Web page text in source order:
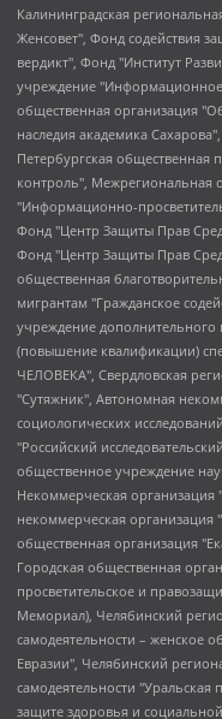
Калининградская региональная общественная организация "Экозащита!-Женсовет", Фонд содействия защите прав и свобод граждан "Общественный вердикт", Фонд "Институт Развития Свободы Информации", Частное учреждение "Информационное агентство МЕМО. РУ", Региональная общественная организация "Общественная комиссия по сохранению наследия академика Сахарова", Фонд поддержки свободы прессы, Санкт-Петербургская общественная правозащитная организация "Гражданский контроль", Межрегиональная общественная организация "Информационно-просветительский центр "Мемориал", Региональный Фонд "Центр Защиты Прав Средств Массовой Информации", с 05.12.2023 Фонд "Центр Защиты Прав Средств массовой информации", Региональная общественная благотворительная организация помощи беженцам и мигрантам "Гражданское содействие", Негосударственное образовательное учреждение дополнительного профессионального образования (повышение квалификации) специалистов "АКАДЕМИЯ ПО ПРАВАМ ЧЕЛОВЕКА", Свердловская региональная общественная организация "Сутяжник", Автономная некоммерческая организация "Центр независимых социологических исследований", Союз общественных объединений "Российский исследовательский центр по правам человека", Региональное общественное учреждение научно-информационный центр "МЕМОРИАЛ", Некоммерческая организация "Фонд защиты гласности", Автономная некоммерческая организация "Институт прав человека", Городская общественная организация "Екатеринбургское общество "МЕМОРИАЛ", Городская общественная организация "Рязанское историко-просветительское и правозащитное общество "Мемориал" (Рязанский Мемориал), Челябинский региональный орган общественной самодеятельности – женское общественное объединение "Женщины Евразии", Челябинский региональный орган общественной самодеятельности "Уральская правозащитная группа", Фонд содействия защите здоровья и социальной справедливости имени Андрея Рылькова, Автономная Некоммерческая Организация "Аналитический Центр Юрия Левады", Автономная некоммерческая организация социальной поддержки населения "Проект Апрель", Региональная общественная организация помощи женщинам и детям, находящимся в кризисной ситуации "Информационно-методический центр "Анна", Фонд содействия развитию массовых коммуникаций и правовому просвещению "Так-так-Так", Фонд содействия устойчивому развитию "Серебряная тайга", Свердловский региональный общественный фонд социальных проектов "Новое время", "Idel.Реалии", Кавказ.Реалии, Крым.Реалии, Телеканал Настоящее Время, Татаро-башкирская служба Радио Свобода (Azatliq Radiosi), Радио Свободная Европа/Радио Свобода (PCE/PC), "Сибирь.Реалии", "Фактограф", Благотворительный фонд помощи осужденным и их семьям, Автономная некоммерческая организация "Институт глобализации и социальных движений", Фонд "В защиту прав заключенных", Частное учреждение "Центр поддержки и содействия развитию средств массовой информации", Пензенский региональный общественный благотворительный фонд "Гражданский союз", "Север.Реалии", Некоммерческая организация Фонд "Правовая инициатива", Общество с ограниченной ответственностью "Радио Свободная Европа/Радио Свобода", Чешское информационное агентство "MEDIUM-ORIENT", Красноярская региональная общественная организация "Мы против СПИДа", Камалягин Денис Николаевич, Маркелов Сергей Евгеньевич, Пономарев Лев Александрович, Савицкая Людмила Алексеевна, Автономная некоммерческая организация "Центр по работе с проблемой насилия "НАСИЛИЮ.НЕТ", Межрегиональный профессиональный союз работников здравоохранения "Альянс врачей", Юридическое лицо, зарегистрированное в Латвийской Республике, SIA "Medusa Project" (регистрационный номер 40103797863, дата регистрации 10.06.2014), Некоммерческая организация "Фонд по борьбе с коррупцией", Автономная некоммерческая организация "Институт права и публичной политики", Баданин Роман Сергеевич, Гликин Максим Александрович, Железнова Мария Михайловна, Лукьянова Юлия Сергеевна, Маетная Елизавета Витальевна, Маняхин Петр Борисович, Чуракова Ольга Владимировна, Ярош Юлия Петровна, Юридическое лицо "The Insider SIA", зарегистрированное в Риге, Латвийская Республика (дата